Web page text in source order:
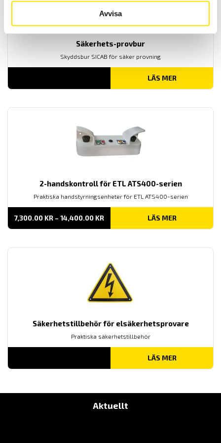
Avvisa
Säkerhets-provbur
Skyddsbur SICAB för säker provning
LÄS MER
2-handskontroll för ETL ATS400-serien
Praktiska handstyrningsenheter för ETL ATS400-serien
7,300.00 KR – 14,400.00 KRPRISINTERVALL:
TILL
LÄS MER
Säkerhetstillbehör för elsäkerhetsprovare
Praktiska säkerhetstillbehör
LÄS MER
Aktuellt